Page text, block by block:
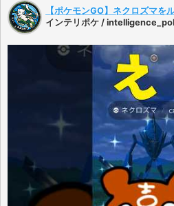
【ポケモンGO】ネクロズマを
インテリポケ /